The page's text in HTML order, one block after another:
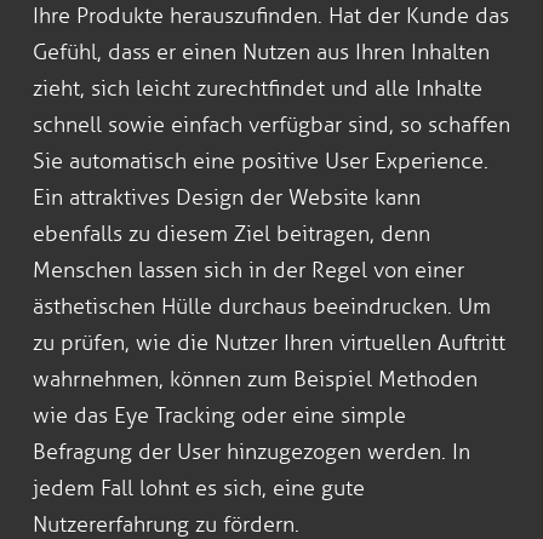
Ihre Produkte herauszufinden. Hat der Kunde das
Gefühl, dass er einen Nutzen aus Ihren Inhalten
zieht, sich leicht zurechtfindet und alle Inhalte
schnell sowie einfach verfügbar sind, so schaffen
Sie automatisch eine positive User Experience.
Ein attraktives Design der Website kann
ebenfalls zu diesem Ziel beitragen, denn
Menschen lassen sich in der Regel von einer
ästhetischen Hülle durchaus beeindrucken. Um
zu prüfen, wie die Nutzer Ihren virtuellen Auftritt
wahrnehmen, können zum Beispiel Methoden
wie das Eye Tracking oder eine simple
Befragung der User hinzugezogen werden. In
jedem Fall lohnt es sich, eine gute
Nutzererfahrung zu fördern.